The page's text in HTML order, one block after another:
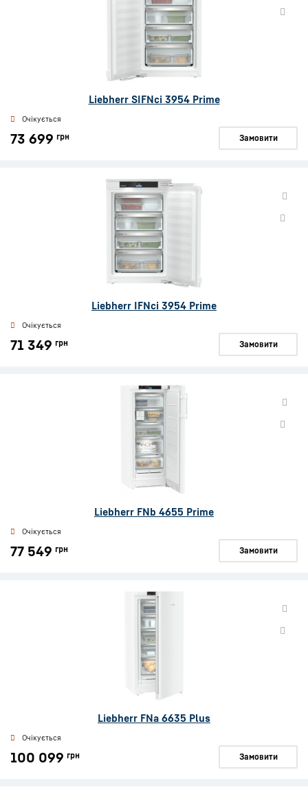
Liebherr SIFNci 3954 Prime
Очікується
73 699 грн Замовити
Liebherr IFNci 3954 Prime
Очікується
71 349 грн Замовити
Liebherr FNb 4655 Prime
Очікується
77 549 грн Замовити
Liebherr FNa 6635 Plus
Очікується
100 099 грн Замовити